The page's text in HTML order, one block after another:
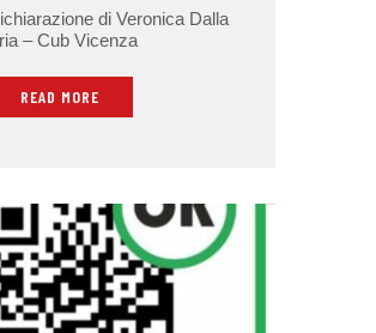
di Veronica Dalla
– Cub Vicenza
READ MORE